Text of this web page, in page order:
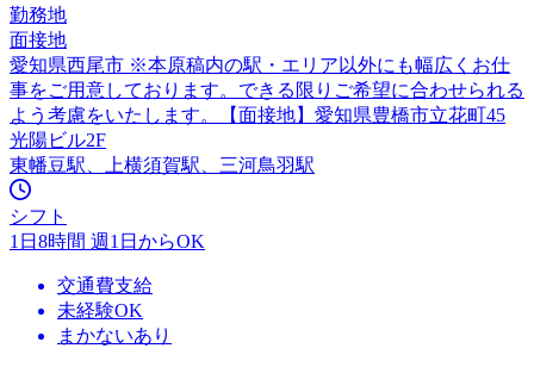
勤務地
面接地
愛知県西尾市 ※本原稿内の駅・エリア以外にも幅広くお仕
事をご用意しております。できる限りご希望に合わせられる
よう考慮をいたします。【面接地】愛知県豊橋市立花町45
光陽ビル2F
東幡豆駅、上横須賀駅、三河鳥羽駅
シフト
1日8時間 週1日からOK
交通費支給
未経験OK
まかないあり